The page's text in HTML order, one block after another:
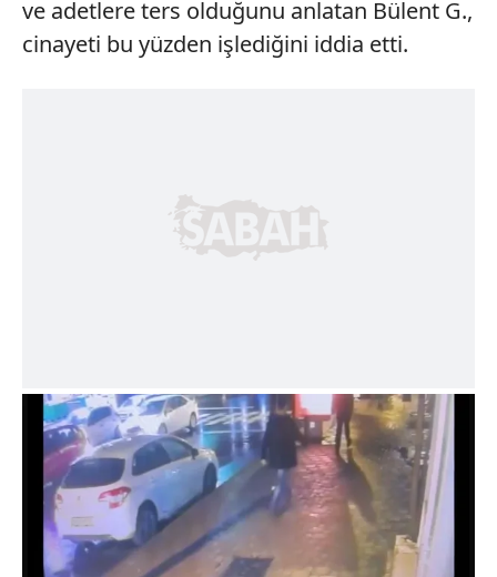
ve adetlere ters olduğunu anlatan Bülent G.,
cinayeti bu yüzden işlediğini iddia etti.